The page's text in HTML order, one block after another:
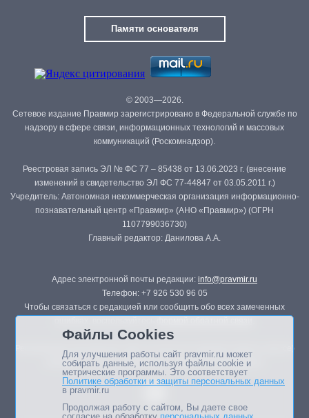
Памяти основателя
© 2003—2026.
Сетевое издание Правмир зарегистрировано в Федеральной службе по
надзору в сфере связи, информационных технологий и массовых
коммуникаций (Роскомнадзор).
Реестровая запись ЭЛ № ФС 77 – 85438 от 13.06.2023 г. (внесение
изменений в свидетельство ЭЛ ФС 77-44847 от 03.05.2011 г.)
Учредитель: Автономная некоммерческая организация информационно-
познавательный центр «Правмир» (АНО «Правмир») (ОГРН
1107799036730)
Главный редактор: Данилова А.А.
Адрес электронной почты редакции: info@pravmir.ru
Телефон: +7 926 530 96 05
Чтобы связаться с редакцией или сообщить обо всех замеченных
Републикация материалов сайта в печатных изданиях (книгах, прессе)
возможна только с письменного разрешения редакции.
Файлы Cookies
Для улучшения работы сайт pravmir.ru может
собирать данные, используя файлы cookie и
метрические программы. Это соответствует
Политике обработки и защиты персональных данных
в pravmir.ru
Продолжая работу с сайтом, Вы даете свое